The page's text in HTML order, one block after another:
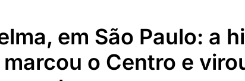
em São Paulo: a
o Centro e